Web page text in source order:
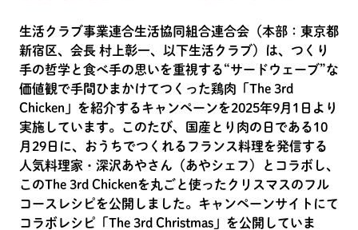
生活クラブ事業連合生活協同組合連合会（本部：東京都
新宿区、会長 村上彰一、以下生活クラブ）は、つくり
手の哲学と食べ手の思いを重視する“サードウェーブ”な
価値観で手間ひまかけてつくった鶏肉「The 3rd
Chicken」を紹介するキャンペーンを2025年9月1日より
実施しています。このたび、国産とり肉の日である10
月29日に、おうちでつくれるフランス料理を発信する
人気料理家・深沢あやさん（あやシェフ）とコラボし、
このThe 3rd Chickenを丸ごと使ったクリスマスのフル
コースレシピを公開しました。キャンペーンサイトにて
コラボレシピ「The 3rd Christmas」を公開していま